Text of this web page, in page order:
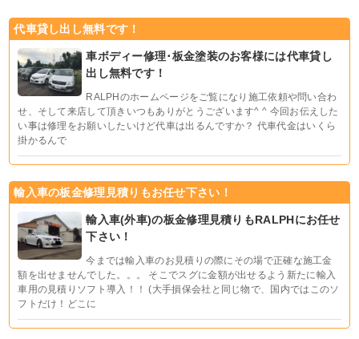
代車貸し出し無料です！
車ボディー修理･板金塗装のお客様には代車貸し
出し無料です！
RALPHのホームページをご覧になり施工依頼や問い合わ
せ、そして来店して頂きいつもありがとうございます^ ^ 今回お伝えした
い事は修理をお願いしたいけど代車は出るんですか？ 代車代金はいくら
掛かるんで
輸入車の板金修理見積りもお任せ下さい！
輸入車(外車)の板金修理見積りもRALPHにお任せ
下さい！
今までは輸入車のお見積りの際にその場で正確な施工金
額を出せませんでした。。。 そこでスグに金額が出せるよう新たに輸入
車用の見積りソフト導入！！ (大手損保会社と同じ物で、国内ではこのソ
フトだけ！どこに